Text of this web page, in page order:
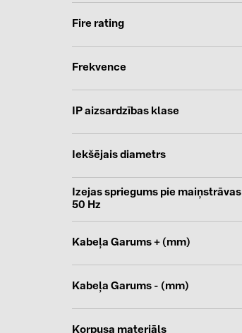
Fire rating
Frekvence
IP aizsardzības klase
Iekšējais diametrs
Izejas spriegums pie maiņstrāvas
50 Hz
Kabeļa Garums + (mm)
Kabeļa Garums - (mm)
Korpusa materiāls